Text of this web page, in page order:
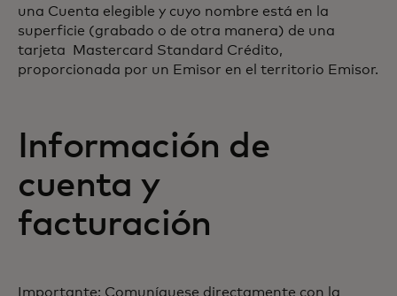
una Cuenta elegible y cuyo nombre está en la
superficie (grabado o de otra manera) de una
tarjeta Mastercard Standard Crédito,
proporcionada por un Emisor en el territorio Emisor.
Información de
cuenta y
facturación
Importante: Comuníquese directamente con la